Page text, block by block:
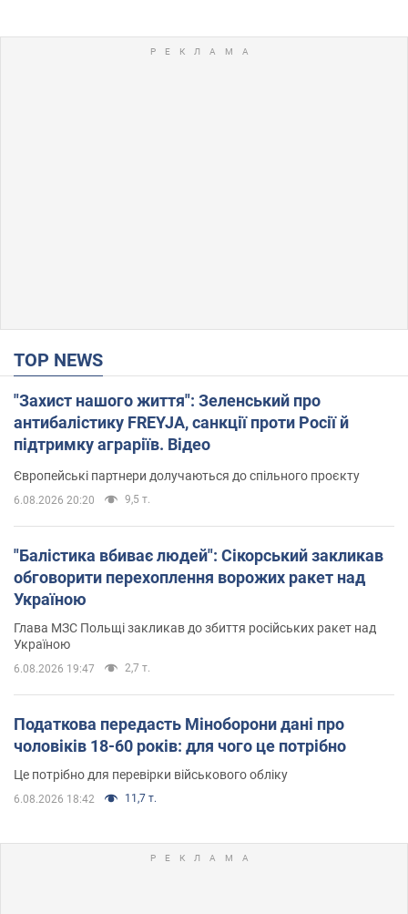
TOP NEWS
"Захист нашого життя": Зеленський про
антибалістику FREYJA, санкції проти Росії й
підтримку аграріїв. Відео
Європейські партнери долучаються до спільного проєкту
6.08.2026 20:20 9,5 т.
"Балістика вбиває людей": Сікорський закликав
обговорити перехоплення ворожих ракет над
Україною
Глава МЗС Польщі закликав до збиття російських ракет над
Україною
6.08.2026 19:47 2,7 т.
Податкова передасть Міноборони дані про
чоловіків 18-60 років: для чого це потрібно
Це потрібно для перевірки військового обліку
6.08.2026 18:42 11,7 т.